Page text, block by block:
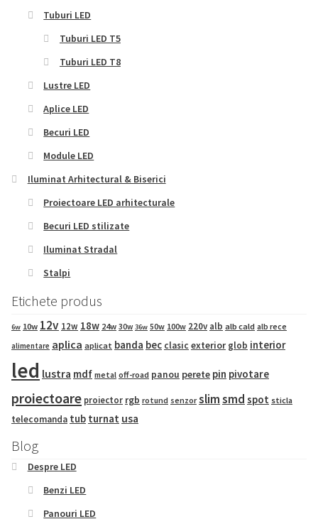
Tuburi LED
Tuburi LED T5
Tuburi LED T8
Lustre LED
Aplice LED
Becuri LED
Module LED
Iluminat Arhitectural & Biserici
Proiectoare LED arhitecturale
Becuri LED stilizate
Iluminat Stradal
Stalpi
Etichete produs
6w 10w 12v 12w 18w 24w 30w 36w 50w 100w 220v alb alb cald alb rece
alimentare aplica aplicat banda bec clasic exterior glob interior
led lustra mdf metal off-road panou perete pin pivotare
proiectoare proiector rgb rotund senzor slimsmd spot sticla
telecomanda tub turnat usa
Blog
Despre LED
Benzi LED
Panouri LED